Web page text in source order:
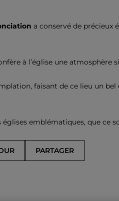
a conservé de précieux
à l’église une atmosphère
faisant de ce lieu un
emblématiques, que ce
PARTAGER